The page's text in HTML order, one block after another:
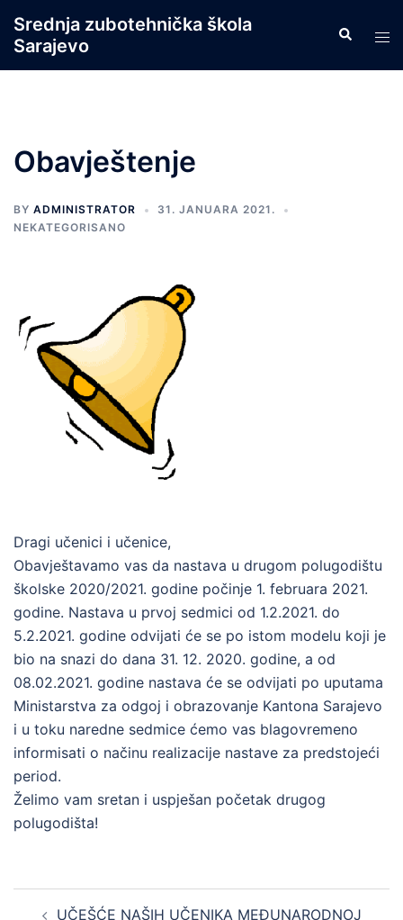
content
Srednja zubotehnička škola
Sarajevo
Search
Obavještenje
BY ADMINISTRATOR
31. JANUARA 2021.
NEKATEGORISANO
Dragi učenici i učenice,
Obavještavamo vas da nastava u drugom polugodištu
školske 2020/2021. godine počinje 1. februara 2021.
godine. Nastava u prvoj sedmici od 1.2.2021. do
5.2.2021. godine odvijati će se po istom modelu koji je
bio na snazi do dana 31. 12. 2020. godine, a od
08.02.2021. godine nastava će se odvijati po uputama
Ministarstva za odgoj i obrazovanje Kantona Sarajevo
i u toku naredne sedmice ćemo vas blagovremeno
informisati o načinu realizacije nastave za predstojeći
period.
Želimo vam sretan i uspješan početak drugog
polugodišta!
UČEŠĆE NAŠIH UČENIKA MEĐUNARODNOJ